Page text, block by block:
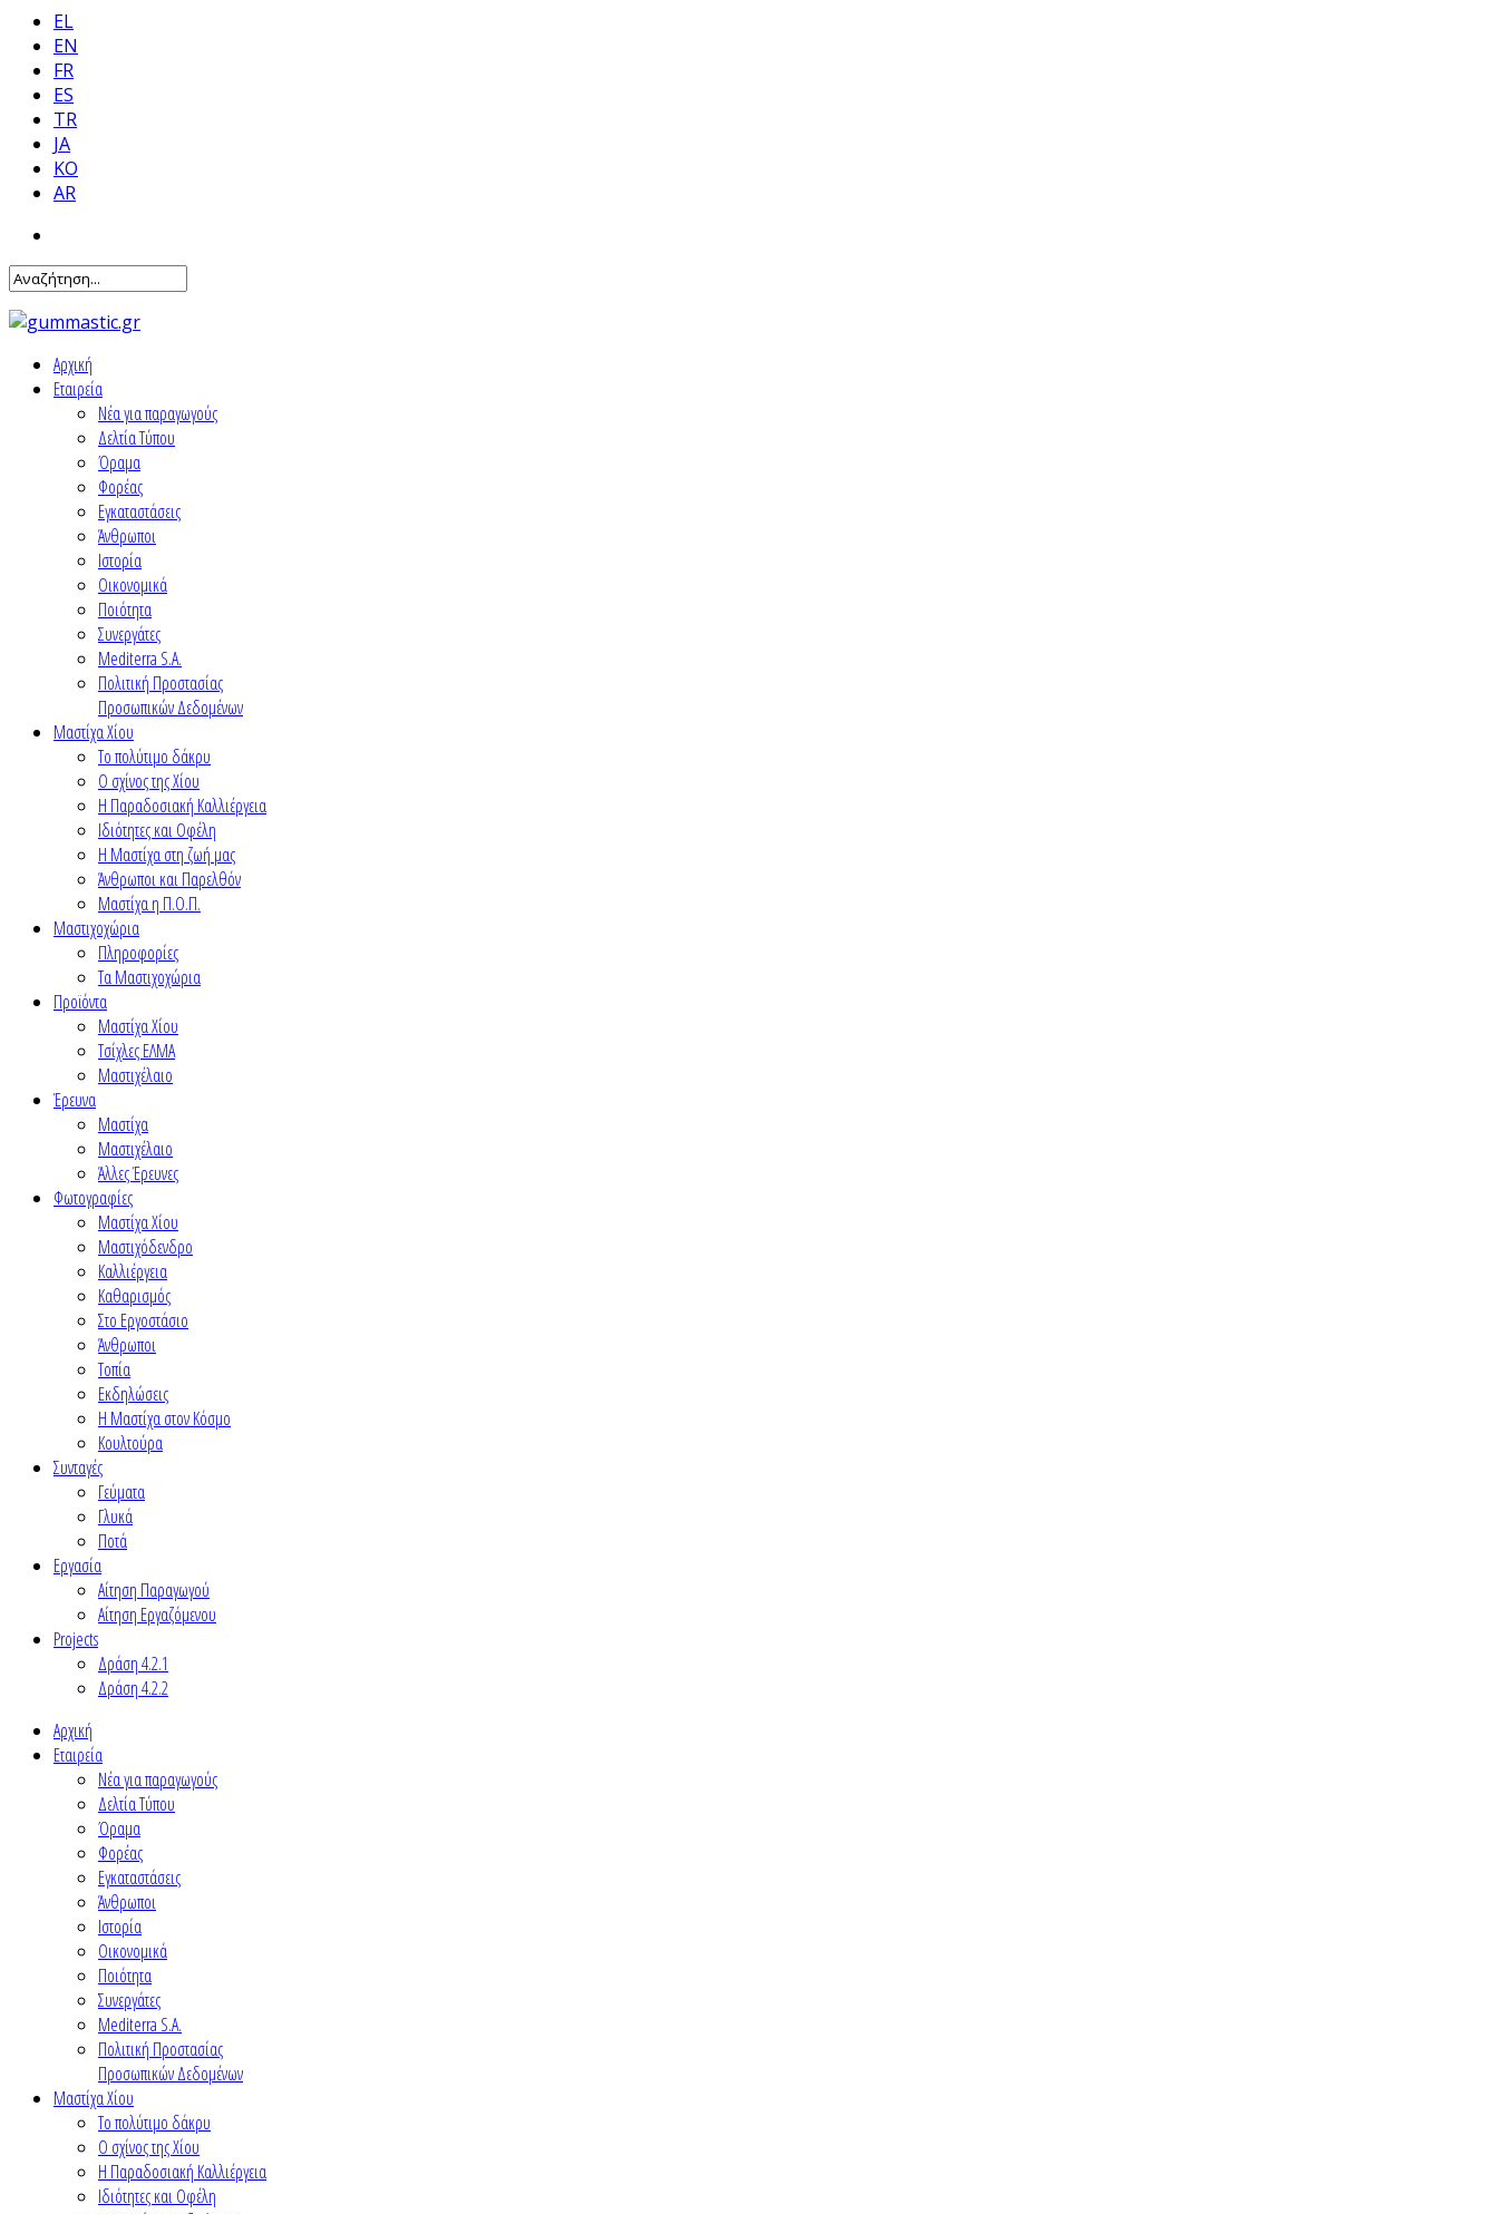
EL
EN
FR
ES
TR
JA
KO
AR
Αρχική
Εταιρεία
Νέα για παραγωγούς
Δελτία Τύπου
Όραμα
Φορέας
Εγκαταστάσεις
Άνθρωποι
Ιστορία
Οικονομικά
Ποιότητα
Συνεργάτες
Mediterra S.A.
Πολιτική Προστασίας
Προσωπικών Δεδομένων
Μαστίχα Χίου
Το πολύτιμο δάκρυ
Ο σχίνος της Χίου
Η Παραδοσιακή Καλλιέργεια
Ιδιότητες και Οφέλη
Η Μαστίχα στη ζωή μας
Άνθρωποι και Παρελθόν
Μαστίχα η Π.Ο.Π.
Μαστιχοχώρια
Πληροφορίες
Τα Μαστιχοχώρια
Προϊόντα
Μαστίχα Χίου
Τσίχλες ΕΛΜΑ
Μαστιχέλαιο
Έρευνα
Μαστίχα
Μαστιχέλαιο
Άλλες Έρευνες
Φωτογραφίες
Μαστίχα Χίου
Μαστιχόδενδρο
Καλλιέργεια
Καθαρισμός
Στο Εργοστάσιο
Άνθρωποι
Τοπία
Εκδηλώσεις
Η Μαστίχα στον Κόσμο
Κουλτούρα
Συνταγές
Γεύματα
Γλυκά
Ποτά
Εργασία
Αίτηση Παραγωγού
Αίτηση Εργαζόμενου
Projects
Δράση 4.2.1
Δράση 4.2.2
Αρχική
Εταιρεία
Νέα για παραγωγούς
Δελτία Τύπου
Όραμα
Φορέας
Εγκαταστάσεις
Άνθρωποι
Ιστορία
Οικονομικά
Ποιότητα
Συνεργάτες
Mediterra S.A.
Πολιτική Προστασίας
Προσωπικών Δεδομένων
Μαστίχα Χίου
Το πολύτιμο δάκρυ
Ο σχίνος της Χίου
Η Παραδοσιακή Καλλιέργεια
Ιδιότητες και Οφέλη